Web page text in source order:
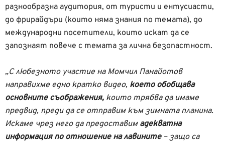
разнообразна аудитория, от туристи и ентусиасти,
до фрирайдъри (които няма знания по темата), до
международни посетители, които искат да се
запознаят повече с темата за лична безопастност.
„С любезното участие на Момчил Панайотов
направихме едно кратко видео, което обобщава
основните съображения, които трябва да имаме
предвид, преди да се отправим към зимната планина.
Искаме чрез него да предоставим адекватна
информация по отношение на лавините– защо са